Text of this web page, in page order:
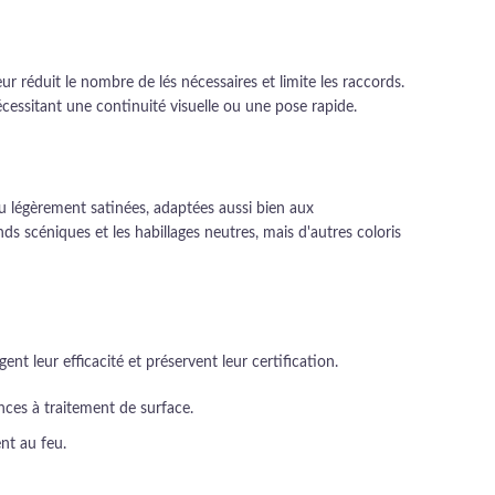
réduit le nombre de lés nécessaires et limite les raccords.
une continuité visuelle ou une pose rapide.
satinées, adaptées aussi bien aux
scéniques et les habillages neutres, mais d'autres coloris
leur efficacité et préservent leur certification.
à traitement de surface.
au feu.